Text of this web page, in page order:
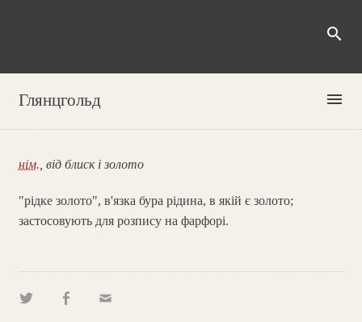
search
Глянцгольд menu
нім. , від блиск і золото
"рідке золото", в'язка бура рідина, в якій є золото;
застосовують для розпису на фарфорі.